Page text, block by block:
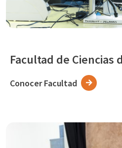
Facultad de Ciencias
Conocer Facultad